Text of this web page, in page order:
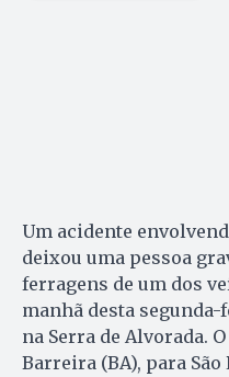
Um acidente
deixou uma pessoa
ferragens de um dos
manhã desta segunda-
na Serra de Alvorada.
Barreira (BA), para